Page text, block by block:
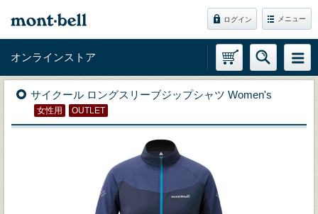
ログイン メニュー
オンラインストア
サイクール ロングスリーブジップシャツ Women's
女性用 OUTLET